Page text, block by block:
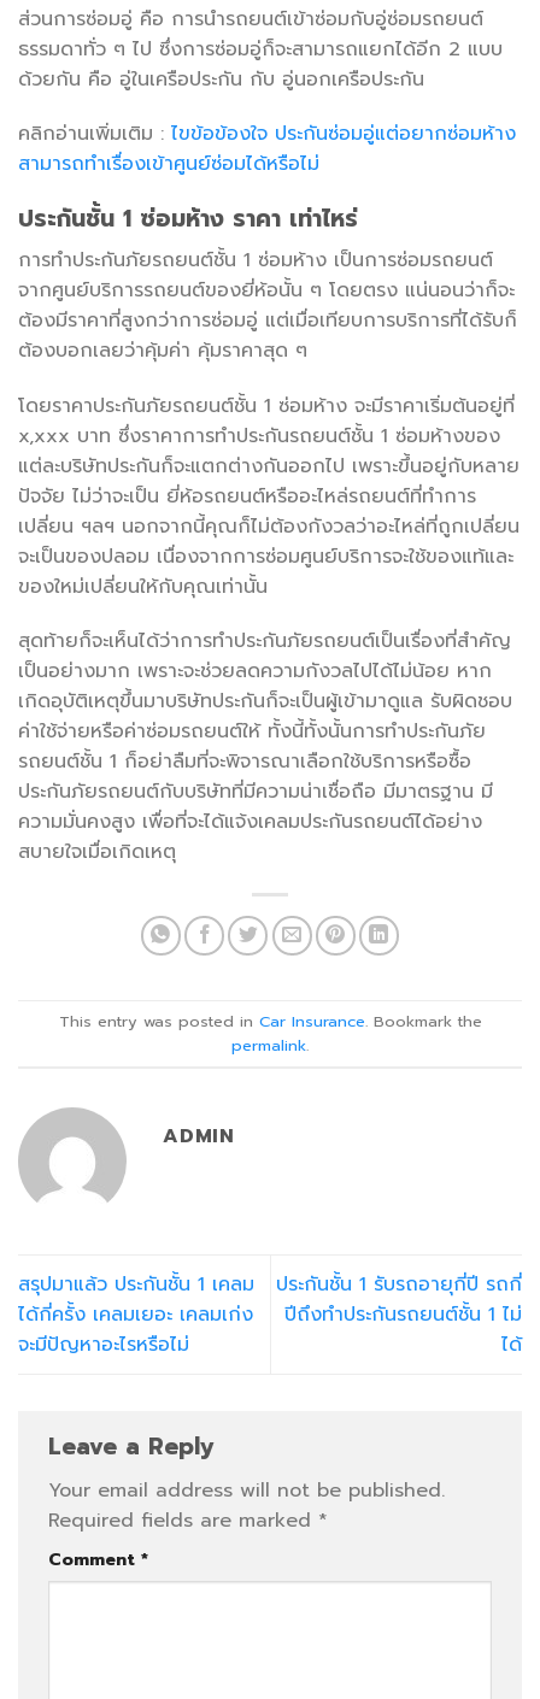
ส่วนการซ่อมอู่ คือ การนำรถยนต์เข้าซ่อมกับอู่ซ่อมรถยนต์
ธรรมดาทั่ว ๆ ไป ซึ่งการซ่อมอู่ก็จะสามารถแยกได้อีก 2 แบบ
ด้วยกัน คือ อู่ในเครือประกัน กับ อู่นอกเครือประกัน
คลิกอ่านเพิ่มเติม : ไขข้อข้องใจ ประกันซ่อมอู่แต่อยากซ่อมห้าง
สามารถทำเรื่องเข้าศูนย์ซ่อมได้หรือไม่
ประกันชั้น 1 ซ่อมห้าง ราคา เท่าไหร่
การทำประกันภัยรถยนต์ชั้น 1 ซ่อมห้าง เป็นการซ่อมรถยนต์
จากศูนย์บริการรถยนต์ของยี่ห้อนั้น ๆ โดยตรง แน่นอนว่าก็จะ
ต้องมีราคาที่สูงกว่าการซ่อมอู่ แต่เมื่อเทียบการบริการที่ได้รับก็
ต้องบอกเลยว่าคุ้มค่า คุ้มราคาสุด ๆ
โดยราคาประกันภัยรถยนต์ชั้น 1 ซ่อมห้าง จะมีราคาเริ่มต้นอยู่ที่
x,xxx บาท ซึ่งราคาการทำประกันรถยนต์ชั้น 1 ซ่อมห้างของ
แต่ละบริษัทประกันก็จะแตกต่างกันออกไป เพราะขึ้นอยู่กับหลาย
ปัจจัย ไม่ว่าจะเป็น ยี่ห้อรถยนต์หรืออะไหล่รถยนต์ที่ทำการ
เปลี่ยน ฯลฯ นอกจากนี้คุณก็ไม่ต้องกังวลว่าอะไหล่ที่ถูกเปลี่ยน
จะเป็นของปลอม เนื่องจากการซ่อมศูนย์บริการจะใช้ของแท้และ
ของใหม่เปลี่ยนให้กับคุณเท่านั้น
สุดท้ายก็จะเห็นได้ว่าการทำประกันภัยรถยนต์เป็นเรื่องที่สำคัญ
เป็นอย่างมาก เพราะจะช่วยลดความกังวลไปได้ไม่น้อย หาก
เกิดอุบัติเหตุขึ้นมาบริษัทประกันก็จะเป็นผู้เข้ามาดูแล รับผิดชอบ
ค่าใช้จ่ายหรือค่าซ่อมรถยนต์ให้ ทั้งนี้ทั้งนั้นการทำประกันภัย
รถยนต์ชั้น 1 ก็อย่าลืมที่จะพิจารณาเลือกใช้บริการหรือซื้อ
ประกันภัยรถยนต์กับบริษัทที่มีความน่าเชื่อถือ มีมาตรฐาน มี
ความมั่นคงสูง เพื่อที่จะได้แจ้งเคลมประกันรถยนต์ได้อย่าง
สบายใจเมื่อเกิดเหตุ
This entry was posted in Car Insurance. Bookmark the
permalink.
ADMIN
สรุปมาแล้ว ประกันชั้น 1 เคลม
ได้กี่ครั้ง เคลมเยอะ เคลมเก่ง
จะมีปัญหาอะไรหรือไม่
ประกันชั้น 1 รับรถอายุกี่ปี รถกี่
ปีถึงทำประกันรถยนต์ชั้น 1 ไม่
ได้
Leave a Reply
Your email address will not be published.
Required fields are marked *
Comment *